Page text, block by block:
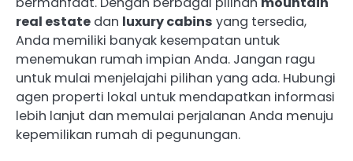
real estate dan luxury cabins yang tersedia,
Anda memiliki banyak kesempatan untuk
menemukan rumah impian Anda. Jangan ragu
untuk mulai menjelajahi pilihan yang ada. Hubungi
agen properti lokal untuk mendapatkan informasi
lebih lanjut dan memulai perjalanan Anda menuju
kepemilikan rumah di pegunungan.